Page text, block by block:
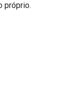
próprio.